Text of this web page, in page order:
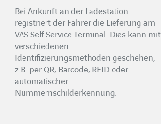
Bei Ankunft an der Ladestation
registriert der Fahrer die Lieferung am
VAS Self Service Terminal. Dies kann mit
verschiedenen
Identifizierungsmethoden geschehen,
z.B. per QR, Barcode, RFID oder
automatischer
Nummernschilderkennung.